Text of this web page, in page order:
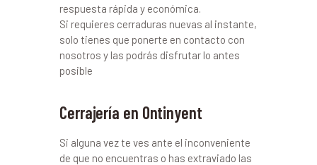
respuesta rápida y económica.
Si requieres cerraduras nuevas al instante,
solo tienes que ponerte en contacto con
nosotros y las podrás disfrutar lo antes
posible
Cerrajería en Ontinyent
Si alguna vez te ves ante el inconveniente
de que no encuentras o has extraviado las